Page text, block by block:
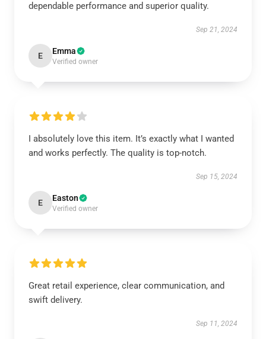
dependable performance and superior quality.
Sep 21, 2024
E Emma
Verified owner
I absolutely love this item. It’s exactly what I wanted
and works perfectly. The quality is top-notch.
Sep 15, 2024
E Easton
Verified owner
Great retail experience, clear communication, and
swift delivery.
Sep 11, 2024